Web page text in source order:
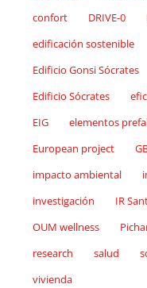
confort
DRIVE-0
edificación sostenible
Edificio Gonsi Sócrates
Edificio Sócrates
EIG
elementos
European project
impacto ambiental
investigación
IR
OUM wellness
research
salud
vivienda